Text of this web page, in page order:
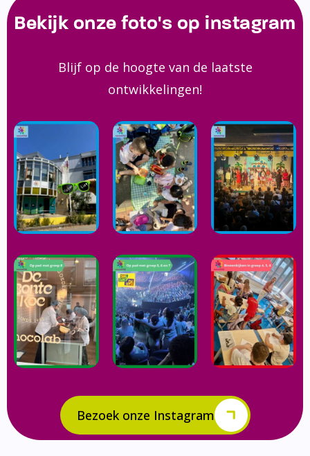
Bekijk onze foto's op instagram
Blijf op de hoogte van de laatste
ontwikkelingen!
Bezoek onze Instagram